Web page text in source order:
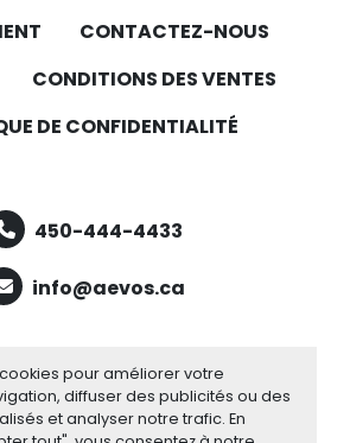
pour améliorer votre
diffuser des publicités ou des
et analyser notre trafic. En
CONTACTEZ-NOUS
CONDITIONS DES VENTES
DE CONFIDENTIALITÉ
450-444-4433
info@aevos.ca
facebook
youtube
linkedin